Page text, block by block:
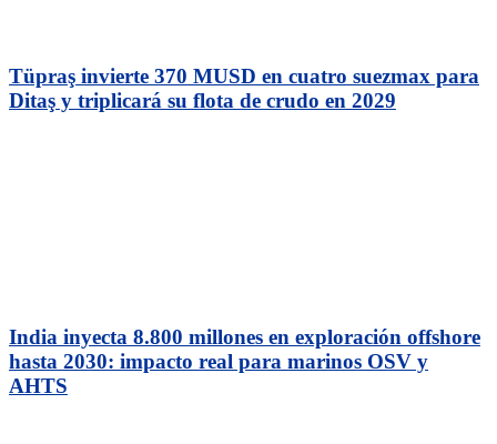
Tüpraş invierte 370 MUSD en cuatro suezmax para
Ditaş y triplicará su flota de crudo en 2029
India inyecta 8.800 millones en exploración offshore
hasta 2030: impacto real para marinos OSV y
AHTS